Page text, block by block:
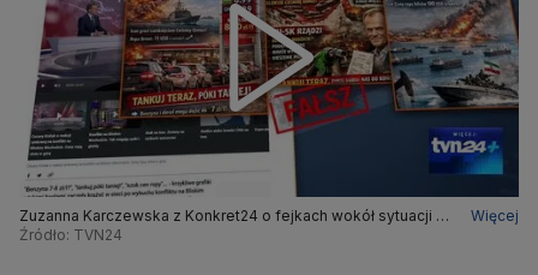
Zuzanna Karczewska z Konkret24 o fejkach wokół sytuacji w
Iranie i całym Bliskim Wschodzie
Więcej
Źródło: TVN24